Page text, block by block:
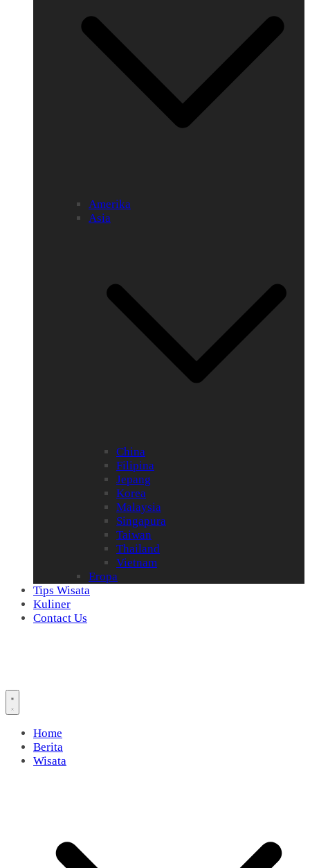
Amerika
Asia
China
Filipina
Jepang
Korea
Malaysia
Singapura
Taiwan
Thailand
Vietnam
Eropa
Tips Wisata
Kuliner
Contact Us
Home
Berita
Wisata